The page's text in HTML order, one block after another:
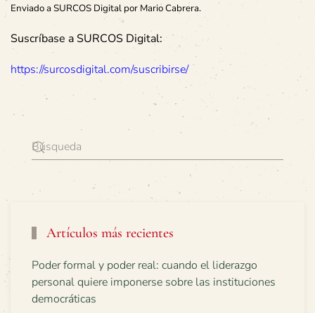
Enviado a SURCOS Digital por Mario Cabrera.
Suscríbase a SURCOS Digital:
https://surcosdigital.com/suscribirse/
Artículos más recientes
Poder formal y poder real: cuando el liderazgo
personal quiere imponerse sobre las instituciones
democráticas